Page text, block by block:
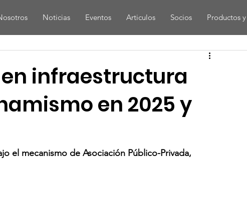
Noticias Eventos Articulos Socios Productos
infraestructura
en 2025 y
el mecanismo de Asociación Público-Privada,